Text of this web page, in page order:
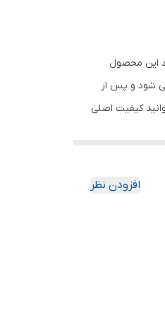
این محصول
شود و پس از
کیفیت اصلی
افزودن نظر